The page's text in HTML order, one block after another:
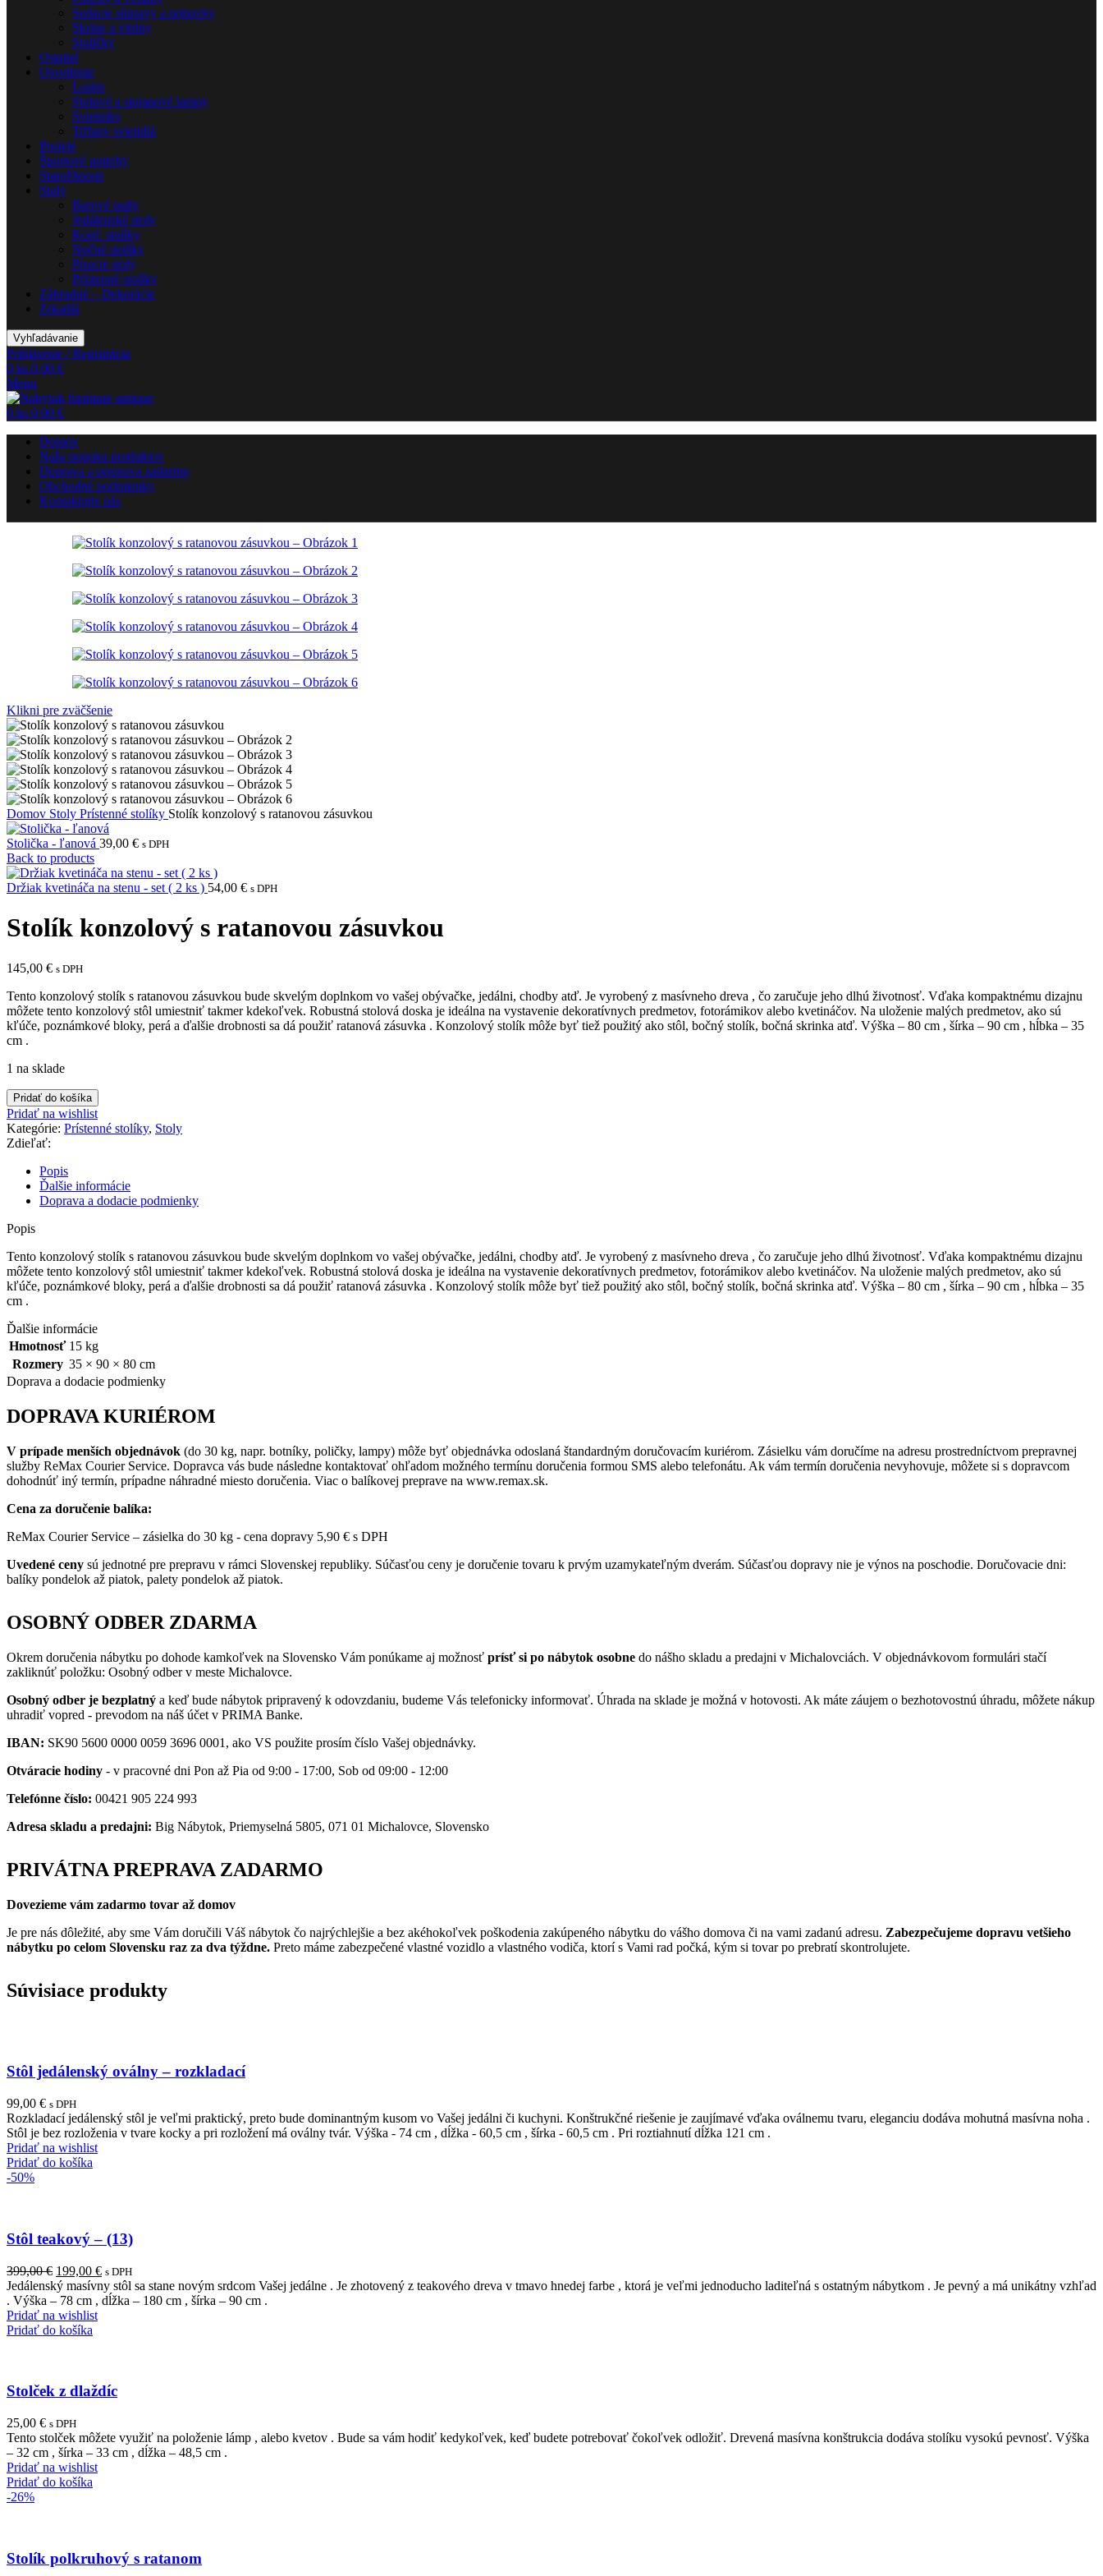
Sedacie súpravy a pohovky
Skrine a vitríny
Stoličky
Ostatné
Osvetlenie
Lustre
Stolové a stojanové lampy
Svietniky
Tiffany svietidlá
Postele
Športové potreby
Starožitnosti
Stoly
Barové pulty
Jedálenské stoly
Konf. stolíky
Nočné stolíky
Písacie stoly
Prístenné stolíky
Záhradné – Dekorácie
Zrkadlá
Vyhľadávanie
Prihlásenie / Registrácia
0 ks 0,00 €
Menu
0 ks 0,00 €
Domov
Naša ponuka produktov
Doprava a preprava zadarmo
Obchodné podmienky
Kontaktujte nás
Klikni pre zväčšenie
Domov Stoly Prístenné stolíky Stolík konzolový s ratanovou zásuvkou
Stolička - ľanová 39,00 € s DPH
Back to products
Držiak kvetináča na stenu - set ( 2 ks ) 54,00 € s DPH
Stolík konzolový s ratanovou zásuvkou
145,00 € s DPH
Tento konzolový stolík s ratanovou zásuvkou bude skvelým doplnkom vo vašej obývačke, jedálni, chodby atď. Je vyrobený z masívneho dreva , čo zaručuje jeho dlhú životnosť. Vďaka kompaktnému dizajnu
môžete tento konzolový stôl umiestniť takmer kdekoľvek. Robustná stolová doska je ideálna na vystavenie dekoratívnych predmetov, fotorámikov alebo kvetináčov. Na uloženie malých predmetov, ako sú
kľúče, poznámkové bloky, perá a ďalšie drobnosti sa dá použiť ratanová zásuvka . Konzolový stolík môže byť tiež použitý ako stôl, bočný stolík, bočná skrinka atď. Výška – 80 cm , šírka – 90 cm , hĺbka – 35
cm .
1 na sklade
množstvo
Stolík
konzolový
s
zásuvkou
Pridať do košíka
Pridať na wishlist
Kategórie: Prístenné stolíky, Stoly
Zdieľať:
Popis
Ďalšie informácie
Doprava a dodacie podmienky
Popis
Tento konzolový stolík s ratanovou zásuvkou bude skvelým doplnkom vo vašej obývačke, jedálni, chodby atď. Je vyrobený z masívneho dreva , čo zaručuje jeho dlhú životnosť. Vďaka kompaktnému dizajnu
môžete tento konzolový stôl umiestniť takmer kdekoľvek. Robustná stolová doska je ideálna na vystavenie dekoratívnych predmetov, fotorámikov alebo kvetináčov. Na uloženie malých predmetov, ako sú
kľúče, poznámkové bloky, perá a ďalšie drobnosti sa dá použiť ratanová zásuvka . Konzolový stolík môže byť tiež použitý ako stôl, bočný stolík, bočná skrinka atď. Výška – 80 cm , šírka – 90 cm , hĺbka – 35
cm .
Ďalšie informácie
Hmotnosť 15 kg
Rozmery 35 × 90 × 80 cm
Doprava a dodacie podmienky
DOPRAVA KURIÉROM
V prípade menších objednávok (do 30 kg, napr. botníky, poličky, lampy) môže byť objednávka odoslaná štandardným doručovacím kuriérom. Zásielku vám doručíme na adresu prostredníctvom prepravnej
služby ReMax Courier Service. Dopravca vás bude následne kontaktovať ohľadom možného termínu doručenia formou SMS alebo telefonátu. Ak vám termín doručenia nevyhovuje, môžete si s dopravcom
dohodnúť iný termín, prípadne náhradné miesto doručenia. Viac o balíkovej preprave na www.remax.sk.
Cena za doručenie balíka:
ReMax Courier Service – zásielka do 30 kg - cena dopravy 5,90 € s DPH
Uvedené ceny sú jednotné pre prepravu v rámci Slovenskej republiky. Súčasťou ceny je doručenie tovaru k prvým uzamykateľným dverám. Súčasťou dopravy nie je výnos na poschodie. Doručovacie dni:
balíky pondelok až piatok, palety pondelok až piatok.
OSOBNÝ ODBER ZDARMA
Okrem doručenia nábytku po dohode kamkoľvek na Slovensko Vám ponúkame aj možnosť prísť si po nábytok osobne do nášho skladu a predajni v Michalovciách. V objednávkovom formulári stačí
zakliknúť položku: Osobný odber v meste Michalovce.
Osobný odber je bezplatný a keď bude nábytok pripravený k odovzdaniu, budeme Vás telefonicky informovať. Úhrada na sklade je možná v hotovosti. Ak máte záujem o bezhotovostnú úhradu, môžete nákup
uhradiť vopred - prevodom na náš účet v PRIMA Banke.
IBAN: SK90 5600 0000 0059 3696 0001, ako VS použite prosím číslo Vašej objednávky.
Otváracie hodiny - v pracovné dni Pon až Pia od 9:00 - 17:00, Sob od 09:00 - 12:00
Telefónne číslo: 00421 905 224 993
Adresa skladu a predajni: Big Nábytok, Priemyselná 5805, 071 01 Michalovce, Slovensko
PRIVÁTNA PREPRAVA ZADARMO
Dovezieme vám zadarmo tovar až domov
Je pre nás dôležité, aby sme Vám doručili Váš nábytok čo najrýchlejšie a bez akéhokoľvek poškodenia zakúpeného nábytku do vášho domova či na vami zadanú adresu. Zabezpečujeme dopravu vetšieho
nábytku po celom Slovensku raz za dva týždne. Preto máme zabezpečené vlastné vozidlo a vlastného vodiča, ktorí s Vami rad počká, kým si tovar po prebratí skontrolujete.
Súvisiace produkty
Stôl jedálenský oválny – rozkladací
99,00 € s DPH
Rozkladací jedálenský stôl je veľmi praktický, preto bude dominantným kusom vo Vašej jedálni či kuchyni. Konštrukčné riešenie je zaujímavé vďaka oválnemu tvaru, eleganciu dodáva mohutná masívna noha .
Stôl je bez rozloženia v tvare kocky a pri rozložení má oválny tvár. Výška - 74 cm , dĺžka - 60,5 cm , šírka - 60,5 cm . Pri roztiahnutí dĺžka 121 cm .
Pridať na wishlist
Pridať do košíka
-50%
Stôl teakový – (13)
399,00€ Pôvodná
cena
bola:
399,00 €.
199,00 €Aktuálna
cena
je:
s DPH
Jedálenský masívny stôl sa stane novým srdcom Vašej jedálne . Je zhotovený z teakového dreva v tmavo hnedej farbe , ktorá je veľmi jednoducho laditeľná s ostatným nábytkom . Je pevný a má unikátny vzhľad
. Výška – 78 cm , dĺžka – 180 cm , šírka – 90 cm .
Pridať na wishlist
Pridať do košíka
Stolček z dlaždíc
25,00 € s DPH
Tento stolček môžete využiť na položenie lámp , alebo kvetov . Bude sa vám hodiť kedykoľvek, keď budete potrebovať čokoľvek odložiť. Drevená masívna konštrukcia dodáva stolíku vysokú pevnosť. Výška
– 32 cm , šírka – 33 cm , dĺžka – 48,5 cm .
Pridať na wishlist
Pridať do košíka
-26%
Stolík polkruhový s ratanom